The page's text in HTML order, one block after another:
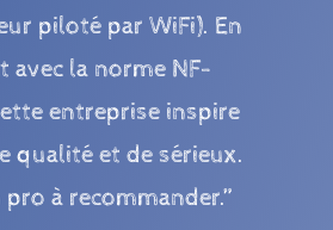
piloté par WiFi). En
avec la norme NF-
entreprise inspire
qualité et de sérieux.
pro à recommander.”